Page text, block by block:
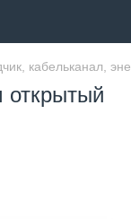
кабельканал,
открытый